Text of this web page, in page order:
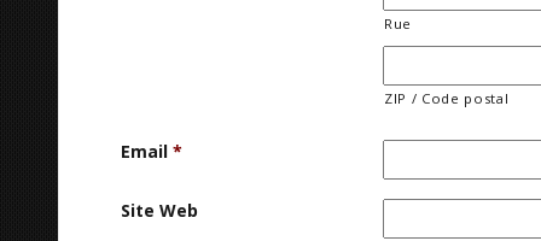
Rue
ZIP / Code postal
Email *
Site Web